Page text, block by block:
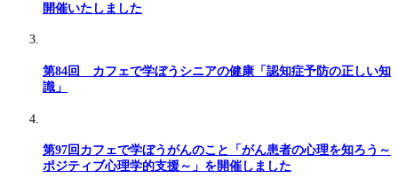
開催いたしました
第84回 カフェで学ぼうシニアの健康「認知症予防の正しい知
識」
第97回カフェで学ぼうがんのこと「がん患者の心理を知ろう～
ポジティブ心理学的支援～」を開催しました